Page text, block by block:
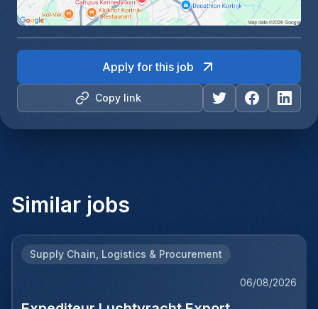
Copy link
Apply for this job
Similar jobs
Supply Chain, Logistics & Procurement
06/08/2026